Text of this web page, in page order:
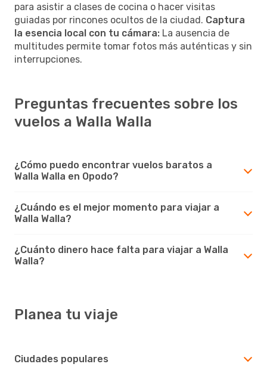
para asistir a clases de cocina o hacer visitas
guiadas por rincones ocultos de la ciudad. Captura
la esencia local con tu cámara: La ausencia de
multitudes permite tomar fotos más auténticas y sin
interrupciones.
Preguntas frecuentes sobre los
vuelos a Walla Walla
¿Cómo puedo encontrar vuelos baratos a
Walla Walla en Opodo?
¿Cuándo es el mejor momento para viajar a
Walla Walla?
¿Cuánto dinero hace falta para viajar a Walla
Walla?
Planea tu viaje
Ciudades populares